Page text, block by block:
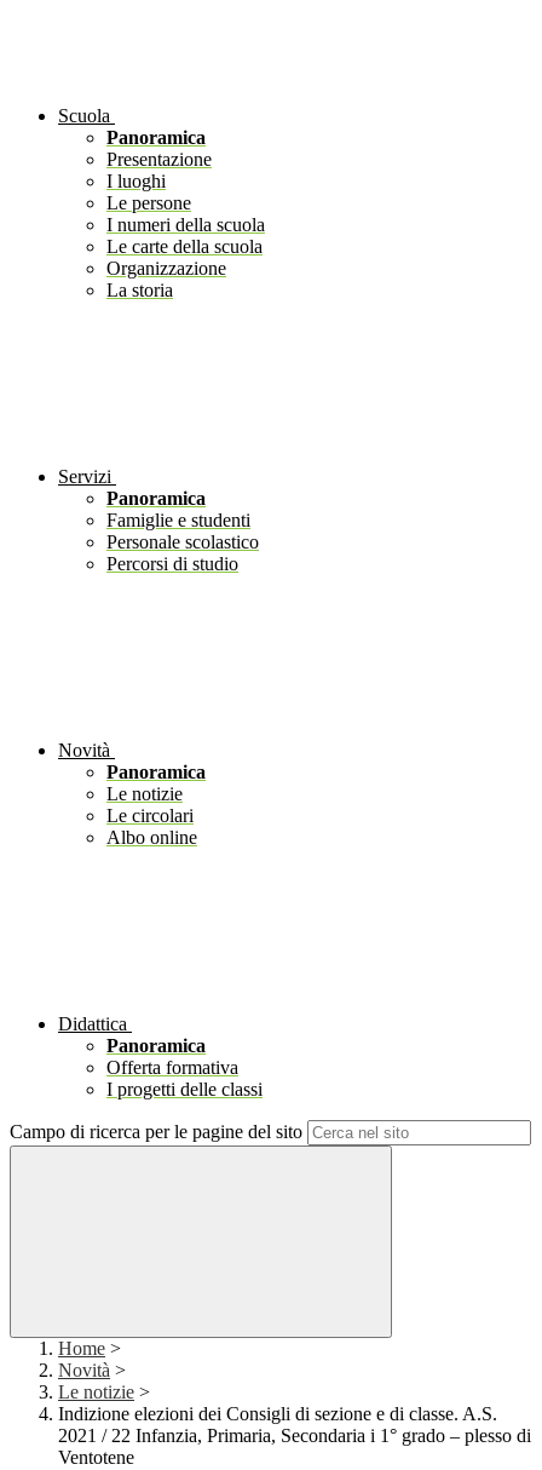
Scuola
Panoramica
Presentazione
I luoghi
Le persone
I numeri della scuola
Le carte della scuola
Organizzazione
La storia
Servizi
Panoramica
Famiglie e studenti
Personale scolastico
Percorsi di studio
Novità
Panoramica
Le notizie
Le circolari
Albo online
Didattica
Panoramica
Offerta formativa
I progetti delle classi
Campo di ricerca per le pagine del sito
Home >
Novità >
Le notizie >
Indizione elezioni dei Consigli di sezione e di classe. A.S.
2021 / 22 Infanzia, Primaria, Secondaria i 1° grado – plesso di
Ventotene